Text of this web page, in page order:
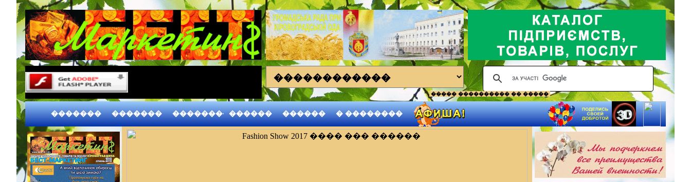
����� ���������� �� �����
������� ������� ���������������� ������ � ��������